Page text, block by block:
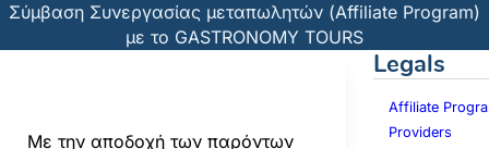
Σύμβαση Συνεργασίας μεταπωλητών (Affiliate Program)
με το GASTRONOMY TOURS
Με την αποδοχή των παρόντων
Legals
Affiliate
Providers